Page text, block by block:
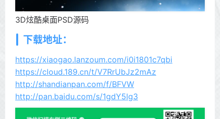
3D炫酷桌面PSD源码
下载地址：
https://xiaogao.lanzoum.com/i0i1801c7qbi
https://cloud.189.cn/t/V7RrUbJz2mAz
http://shandianpan.com/f/BFVW
http://pan.baidu.com/s/1gdY5lg3